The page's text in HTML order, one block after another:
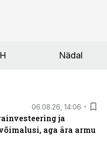
Nädal
06.08.26, 14:06
ja
aga ära armu